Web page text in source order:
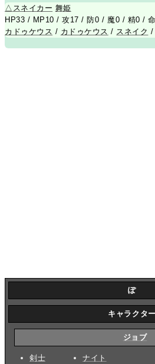
△ スネイカー 舞姫
HP33 / MP10 / 攻17 / 防0 / 魔0 / 精0 /
カドゥケウス / カドゥケウス / スネイク
ぽ
キャラクター
ジョブ
剣士
ナイト